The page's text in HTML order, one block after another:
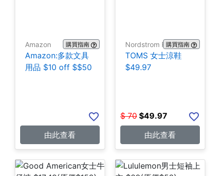
Amazon 購買指南
Amazon:多款文具
用品 $10 off $$50
由此查看
Nordstrom Rack購買指南
TOMS 女士涼鞋
$49.97
$ 70 $49.97
由此查看